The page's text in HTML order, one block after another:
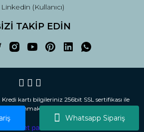
Whatsapp Sipariş
Linkedin (Kullanıcı)
TAKİP EDİN
Kredi kartı bilgileriniz 256bit SSL sertifikası ile
korunmaktadır.